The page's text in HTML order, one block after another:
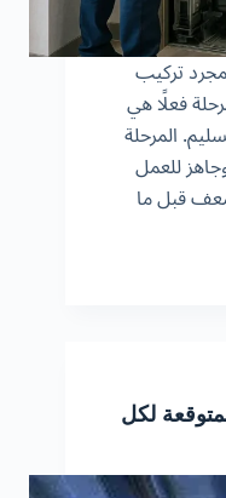
تركيب
فعلًا هي
المرحلة
للعمل
قبل ما
لكل